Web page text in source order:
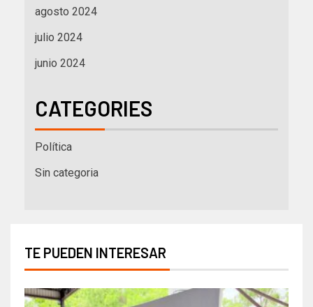
agosto 2024
julio 2024
junio 2024
CATEGORIES
Política
Sin categoria
TE PUEDEN INTERESAR